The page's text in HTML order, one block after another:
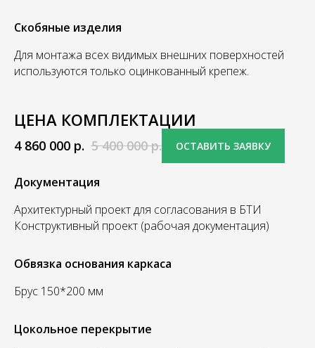
Скобяные изделия
Для монтажа всех видимых внешних поверхностей
используются только оцинкованный крепеж.
ЦЕНА КОМПЛЕКТАЦИИ
4 860 000 р. 5 400 000 р. ОСТАВИТЬ ЗАЯВКУ
Документация
Архитектурный проект для согласования в БТИ
Конструктивный проект (рабочая документация)
Обвязка основания каркаса
Брус 150*200 мм
Цокольное перекрытие